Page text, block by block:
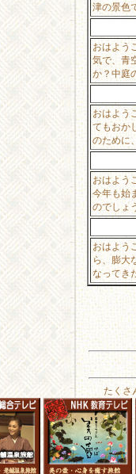
津の景色
おはよう
気で、青
か？中庭
おはよう
てもおか
のために
おはよう
今年も始
のでしょ
おはよう
ら、膨大
なってき
たくさ